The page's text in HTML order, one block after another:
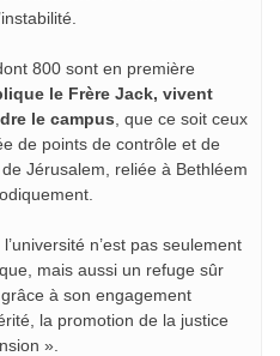
800 sont en première
le Frère Jack, vivent
le campus , que ce soit ceux
de points de contrôle et de
Jérusalem, reliée à Bethléem
n’est pas seulement
mais aussi un refuge sûr
à son engagement
la promotion de la justice
».